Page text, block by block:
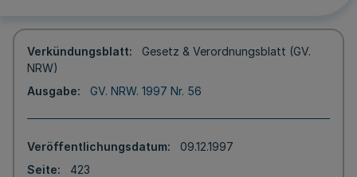
Verkündungsblatt
Gesetz & Verordnungsblatt (GV.
NRW)
Ausgabe
GV. NRW. 1997 Nr. 56
Veröffentlichungsdatum
09.12.1997
Seite
423